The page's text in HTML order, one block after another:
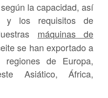
la capacidad, así
y los requisitos de
máquinas de
se han exportado a
de Europa,
Asiático, África,